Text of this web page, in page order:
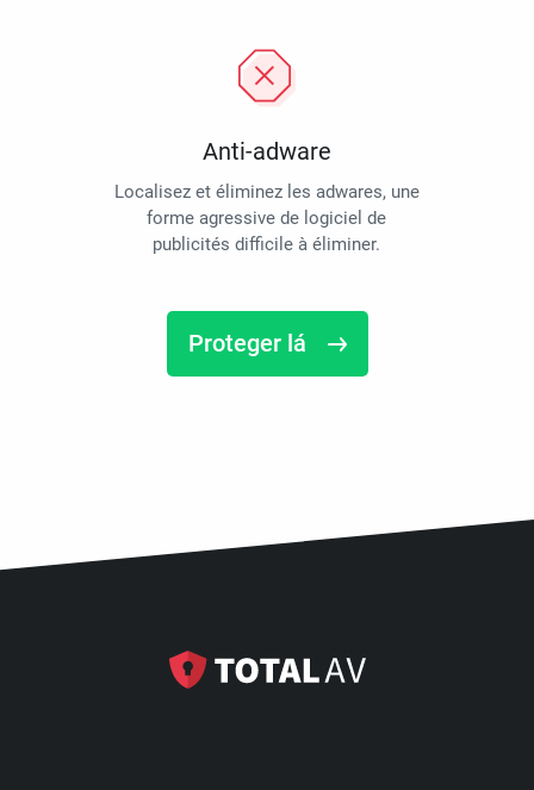
Anti-adware
Localisez et éliminez les adwares, une
forme agressive de logiciel de
publicités difficile à éliminer.
Proteger lá